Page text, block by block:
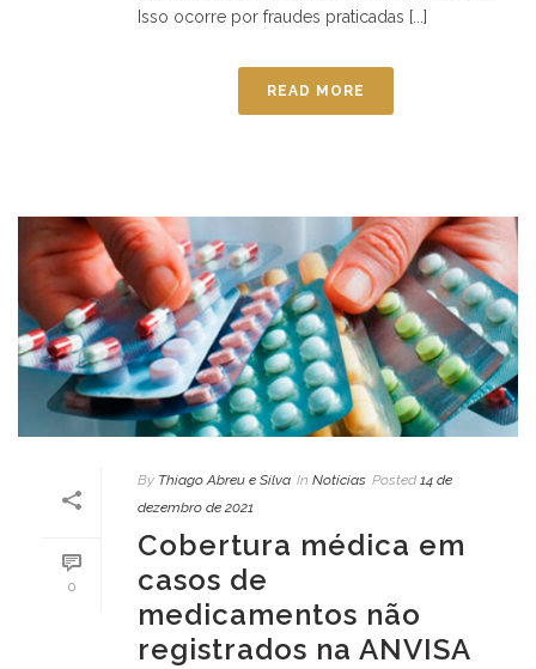
Isso ocorre por fraudes praticadas [...]
READ MORE
0
By Thiago Abreu e Silva In Notícias Posted 14 de
dezembro de 2021
Cobertura médica em
casos de
medicamentos não
registrados na ANVISA